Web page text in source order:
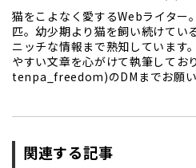
猫をこよなく愛するWebライター
匹。幼少期より猫を飼い続けてい
ニッチな情報まで熟知しています
やすい文章を心がけて執筆して
tenpa_freedom)のDMまでお願い
関連する記事